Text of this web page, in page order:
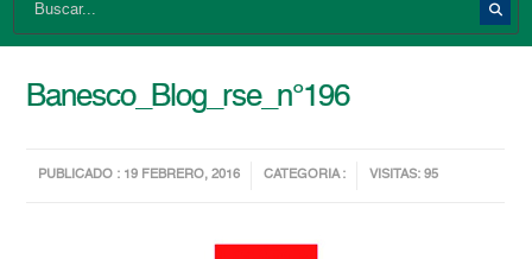
Banesco_Blog_rse_n°196
PUBLICADO : 19 FEBRERO, 2016 CATEGORIA : VISITAS: 95